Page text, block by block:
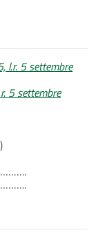
l.r. 5 settembre
5 settembre